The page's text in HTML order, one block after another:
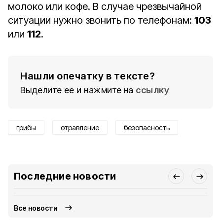
молоко или кофе. В случае чрезвычайной
ситуации нужно звонить по телефонам: 103
или 112.
Нашли опечатку в тексте?
Выделите ее и нажмите на ссылку
грибы отравление безопасность
Последние новости
Все новости